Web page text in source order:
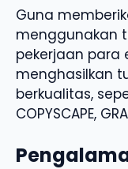
Guna
menggunakan
pekerjaan para
menghasilkan
berkualitas,
COPYSCAPE,